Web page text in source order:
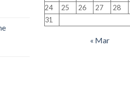
24
25 26 27 28
31
« Mar